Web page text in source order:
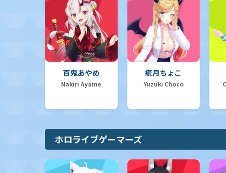
百鬼あやめ
Nakiri Ayame
癒月ちょこ
Yuzuki Choco
ホロライブゲーマーズ